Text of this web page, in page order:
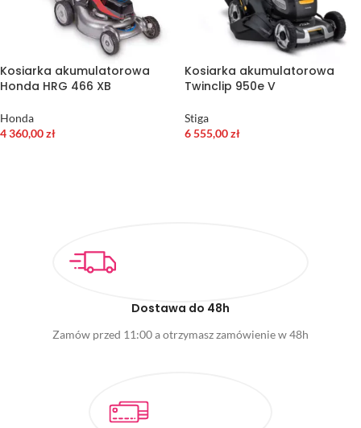
Kosiarka akumulatorowa
Honda HRG 466 XB
Honda
4 360,00zł
Kosiarka akumulatorowa
Twinclip 950e V
Stiga
6 555,00zł
Dostawa do 48h
Zamów przed 11:00 a otrzymasz zamówienie w 48h